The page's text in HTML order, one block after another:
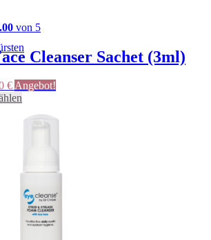
von 5
Cleanser Sachet (3ml)
€Angebot!
weist
Die
können
auf
der